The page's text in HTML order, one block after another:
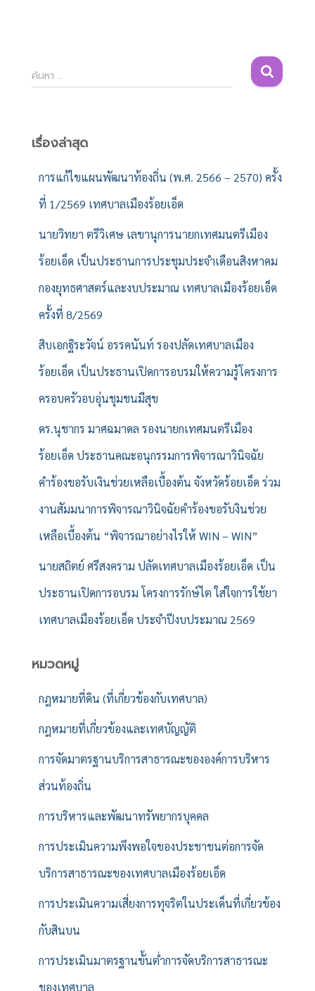
ค้
น
สำ
ค้นหา …
เรื่องล่าสุด
การแก้ไขแผนพัฒนาท้องถิ่น (พ.ศ. 2566 – 2570) ครั้ง
ที่ 1/2569 เทศบาลเมืองร้อยเอ็ด
นายวิทยา ตรีวิเศษ เลขานุการนายกเทศมนตรีเมือง
ร้อยเอ็ด เป็นประธานการประชุมประจำเดือนสิงหาคม
กองยุทธศาสตร์และงบประมาณ เทศบาลเมืองร้อยเอ็ด
ครั้งที่ 8/2569
สิบเอกฐิระวัจน์ อรรคนันท์ รองปลัดเทศบาลเมือง
ร้อยเอ็ด เป็นประธานเปิดการอบรมให้ความรู้โครงการ
ครอบครัวอบอุ่นชุมชนมีสุข
ดร.นุชากร มาศฉมาดล รองนายกเทศมนตรีเมือง
ร้อยเอ็ด ประธานคณะอนุกรรมการพิจารณาวินิจฉัย
คำร้องขอรับเงินช่วยเหลือเบื้องต้น จังหวัดร้อยเอ็ด ร่วม
งานสัมมนาการพิจารณาวินิจฉัยคำร้องขอรับงินช่วย
เหลือเบื้องต้น “พิจารณาอย่างไรให้ WIN – WIN”
นายสถิตย์ ศรีสงคราม ปลัดเทศบาลเมืองร้อยเอ็ด เป็น
ประธานเปิดการอบรม โครงการรักษ์ไต ใส่ใจการใช้ยา
เทศบาลเมืองร้อยเอ็ด ประจำปีงบประมาณ 2569
หมวดหมู่
กฎหมายที่ดิน (ที่เกี่ยวข้องกับเทศบาล)
กฎหมายที่เกี่ยวข้องและเทศบัญญัติ
การจัดมาตรฐานบริการสาธารณะขององค์การบริหาร
ส่วนท้องถิ่น
การบริหารและพัฒนาทรัพยากรบุคคล
การประเมินความพึงพอใจของประชาชนต่อการจัด
บริการสาธารณะของเทศบาลเมืองร้อยเอ็ด
การประเมินความเสี่ยงการทุจริตในประเด็นที่เกี่ยวข้อง
กับสินบน
การประเมินมาตรฐานขั้นต่ำการจัดบริการสาธารณะ
ของเทศบาล